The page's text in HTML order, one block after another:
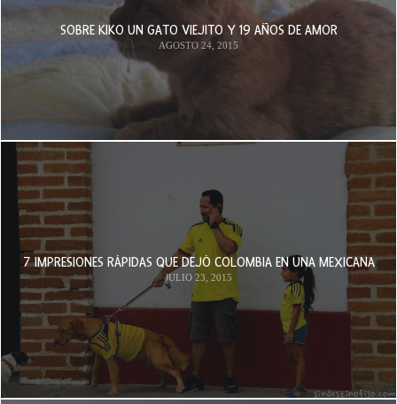
SOBRE KIKO UN GATO VIEJITO Y 19 AÑOS DE AMOR
AGOSTO 24, 2015
7 IMPRESIONES RÁPIDAS QUE DEJÓ COLOMBIA EN UNA MEXICANA
JULIO 23, 2015